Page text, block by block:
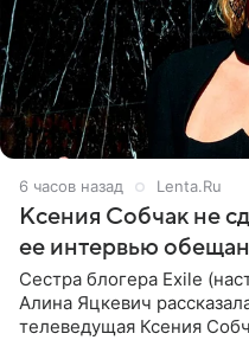
6 часов назад Lenta.Ru
Ксения Собчак не
ее интервью
Сестра блогера Exile
Алина Яцкевич
телеведущая Ксения